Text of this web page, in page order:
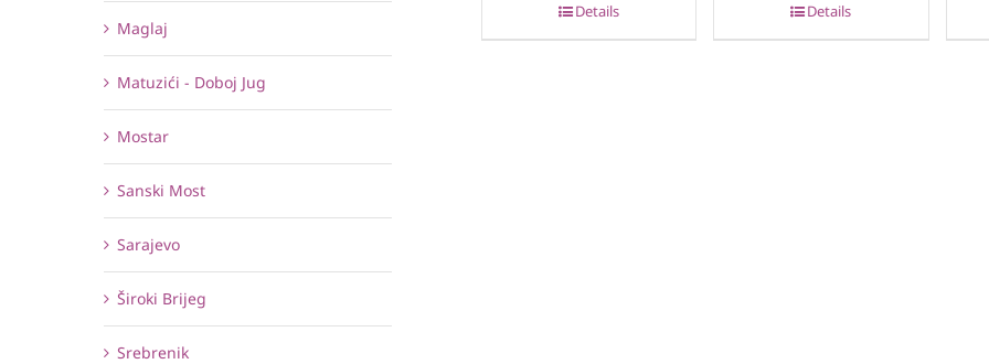
Details Details
Maglaj
Matuzići - Doboj Jug
Mostar
Sanski Most
Sarajevo
Široki Brijeg
Srebrenik